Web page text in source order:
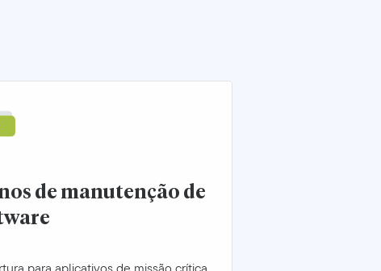
de manutenção de